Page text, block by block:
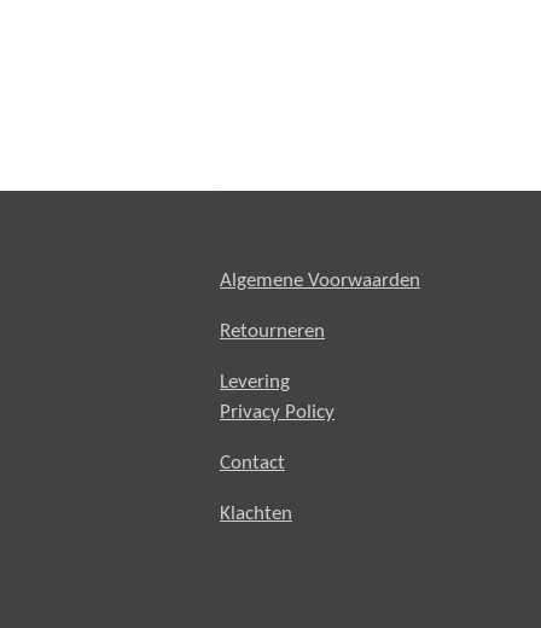
Algemene Voorwaarden
Retourneren
Levering
Privacy Policy
Contact
Klachten